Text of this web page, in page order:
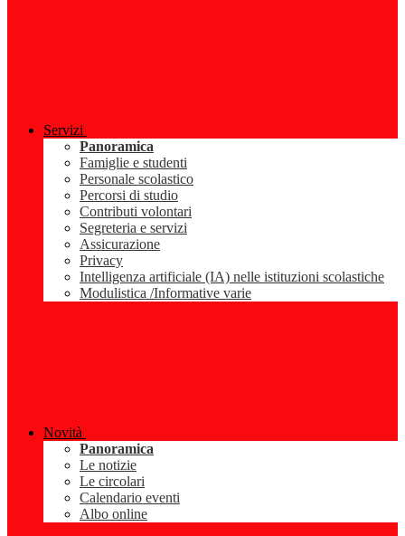
Servizi
Panoramica
Famiglie e studenti
Personale scolastico
Percorsi di studio
Contributi volontari
Segreteria e servizi
Assicurazione
Privacy
Intelligenza artificiale (IA) nelle istituzioni scolastiche
Modulistica /Informative varie
Novità
Panoramica
Le notizie
Le circolari
Calendario eventi
Albo online